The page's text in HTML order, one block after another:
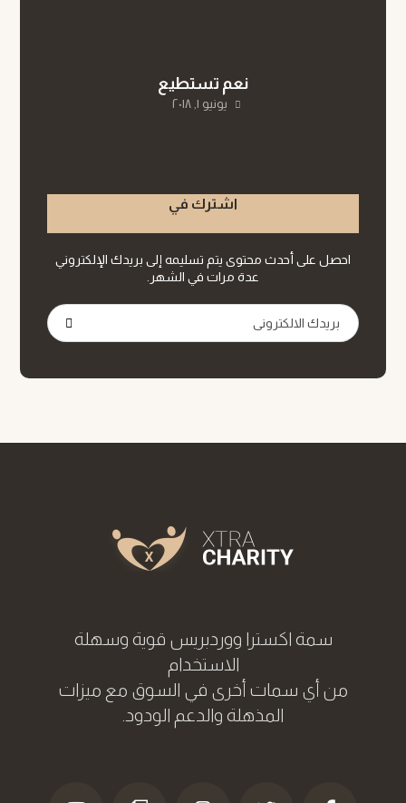
نعم تستطيع
يونيو ١, ٢٠١٨
اشترك في
احصل على أحدث محتوى يتم تسليمه إلى بريدك الإلكتروني
عدة مرات في الشهر.
سمة اکسترا ووردبریس قوية وسهلة
الاستخدام
من أي سمات أخرى في السوق مع ميزات
المذهلة والدعم الودود.